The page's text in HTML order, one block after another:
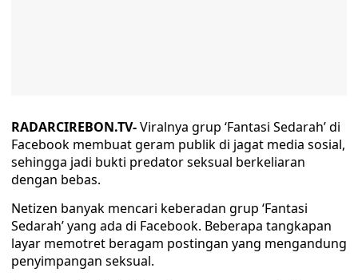
RADARCIREBON.TV-Viralnya grup ‘Fantasi Sedarah’ di
Facebook membuat geram publik di jagat media sosial,
sehingga jadi bukti predator seksual berkeliaran
dengan bebas.
Netizen banyak mencari keberadan grup ‘Fantasi
Sedarah’ yang ada di Facebook. Beberapa tangkapan
layar memotret beragam postingan yang mengandung
penyimpangan seksual.